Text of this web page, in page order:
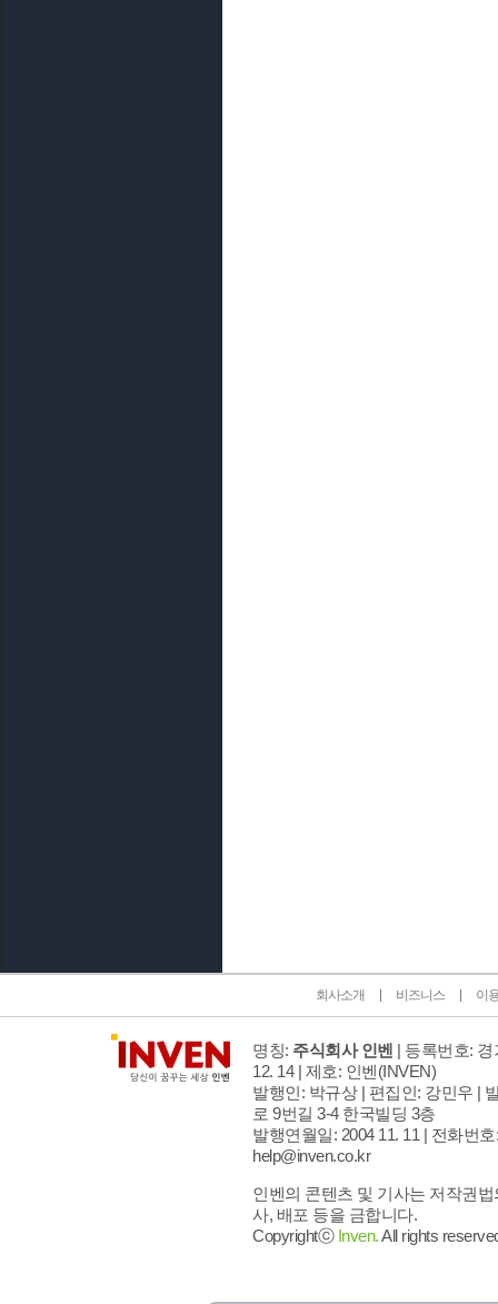
회사소개 비즈니스 이
명칭: 주식회사 인벤 | 등록번호:
12. 14 | 제호: 인벤(INVEN)
발행인: 박규상 | 편집인: 강민우 |
로 9번길 3-4 한국빌딩 3층
발행연월일: 2004 11. 11 | 전화번호
help@inven.co.kr
인벤의 콘텐츠 및 기사는 저작권
사, 배포 등을 금합니다.
Copyrightⓒ Inven.All rights